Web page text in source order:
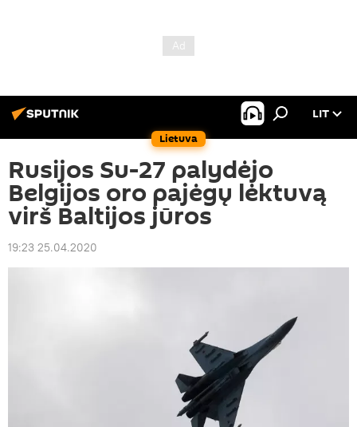
Lietuva
LIT
Rusijos Su-27 palydėjo
Belgijos oro pajėgų lėktuvą
virš Baltijos jūros
19:23 25.04.2020